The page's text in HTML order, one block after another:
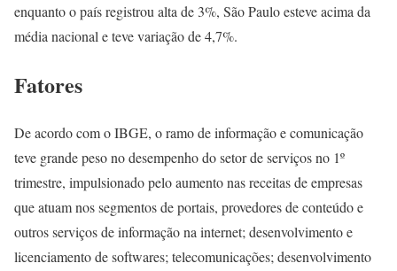
enquanto o país registrou alta de 3%, São Paulo esteve acima da
média nacional e teve variação de 4,7%.
Fatores
De acordo com o IBGE, o ramo de informação e comunicação
teve grande peso no desempenho do setor de serviços no 1º
trimestre, impulsionado pelo aumento nas receitas de empresas
que atuam nos segmentos de portais, provedores de conteúdo e
outros serviços de informação na internet; desenvolvimento e
licenciamento de softwares; telecomunicações; desenvolvimento